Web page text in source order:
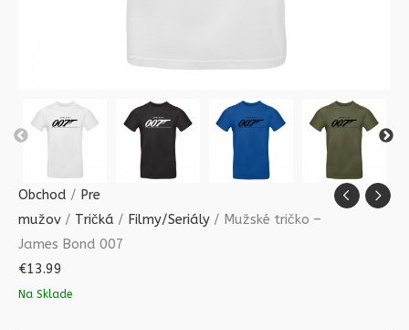
Obchod / Pre
mužov / Tričká / Filmy/Seriály / Mužské tričko –
James Bond 007
€13.99
Na Sklade